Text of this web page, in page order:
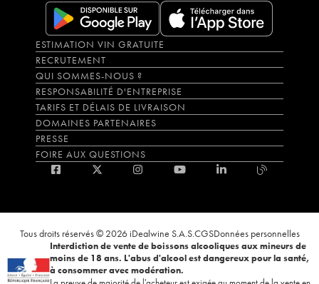
ESTIMATION VIN GRATUITE
RECRUTEMENT
QUI SOMMES-NOUS ?
RESPONSABILITÉ D'ENTREPRISE
TARIFS ET DÉLAIS DE LIVRAISON
DOMAINES PARTENAIRES
PRESSE
FOIRE AUX QUESTIONS
Tous droits réservés © 2026 iDealwine S.A.S.CGSDonnées personnelles
Interdiction de vente de boissons alcooliques aux mineurs de
moins de 18 ans. L'abus d'alcool est dangereux pour la santé,
à consommer avec modération.